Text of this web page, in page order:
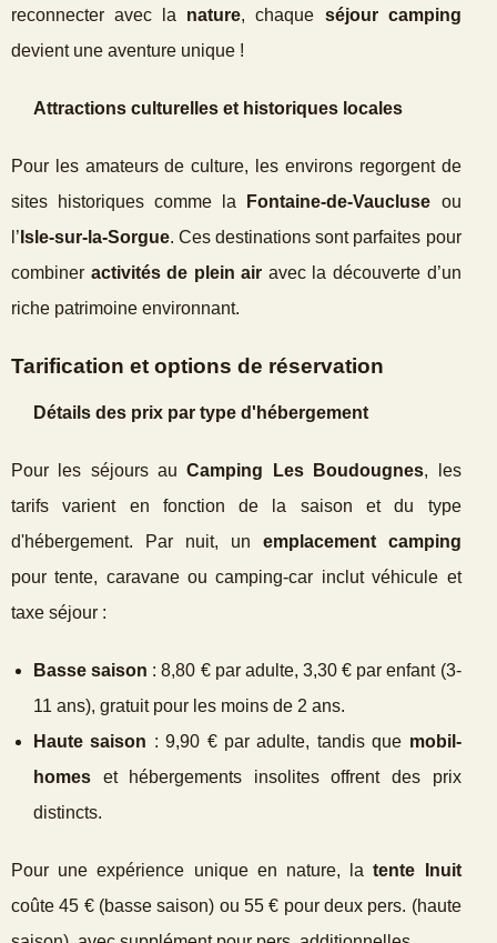
reconnecter avec la nature, chaque séjour camping
devient une aventure unique !
Attractions culturelles et historiques locales
Pour les amateurs de culture, les environs regorgent de
sites historiques comme la
Fontaine-de-Vaucluse ou
l’ Isle-sur-la-Sorgue. Ces destinations sont parfaites pour
combiner activités de plein air avec la découverte d’un
riche patrimoine environnant.
Tarification et options de réservation
Détails des prix par type d'hébergement
Pour les séjours auCamping Les Boudougnes, les
tarifs varient en fonction de la saison et du type
d'hébergement. Par nuit, un emplacement camping
pour tente, caravane ou camping-car inclut véhicule et
taxe séjour :
Basse saison : 8,80 € par adulte, 3,30 € par enfant (3-
11 ans), gratuit pour les moins de 2 ans.
Haute saison : 9,90 € par adulte, tandis que mobil-
homes et hébergements insolites offrent des prix
distincts.
Pour une expérience unique en nature, latente Inuit
coûte 45 € (basse saison) ou 55 € pour deux pers. (haute